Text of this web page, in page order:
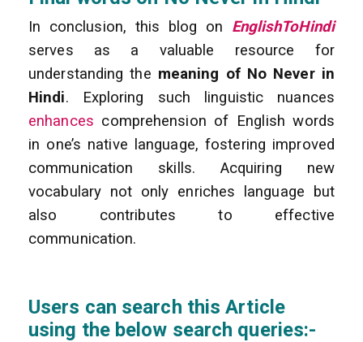
In conclusion, this blog on EnglishToHindi
serves as a valuable resource for
understanding the meaning of No Never in
Hindi. Exploring such linguistic nuances
enhances comprehension of English words
in one’s native language, fostering improved
communication skills. Acquiring new
vocabulary not only enriches language but
also contributes to effective
communication.
Users can search this Article
using the below search queries:-